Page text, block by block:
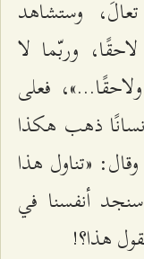
وستشاهد
وربّما لا
فعلى
ذهب هكذا
«تناول هذا
أنفسنا في
هذا؟!